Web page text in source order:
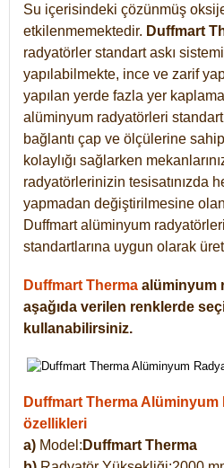
Su içerisindeki çözünmüş
etkilenmemektedir. Duffmart
radyatörler standart askı
yapılabilmekte, ince ve zarif
yapılan yerde fazla yer
alüminyum radyatörleri
bağlantı çap ve ölçülerine
kolaylığı sağlarken
radyatörlerinizin tesisatınızda
yapmadan değiştirilmesine
Duffmart alüminyum
standartlarına uygun olarak
Duffmart Therma alüminyum
aşağıda verilen renklerde
kullanabilirsiniz.
Duffmart Therma
özellikleri
a) Model: Duffmart Therma